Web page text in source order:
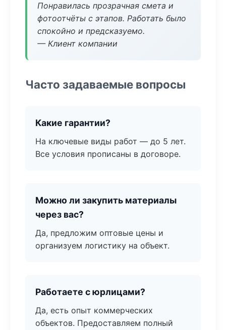
Понравилась прозрачная смета и
фотоотчёты с этапов. Работать было
спокойно и предсказуемо.
— Клиент компании
Часто задаваемые вопросы
Какие гарантии?
На ключевые виды работ — до 5 лет.
Все условия прописаны в договоре.
Можно ли закупить материалы
через вас?
Да, предложим оптовые цены и
организуем логистику на объект.
Работаете с юрлицами?
Да, есть опыт коммерческих
объектов. Предоставляем полный